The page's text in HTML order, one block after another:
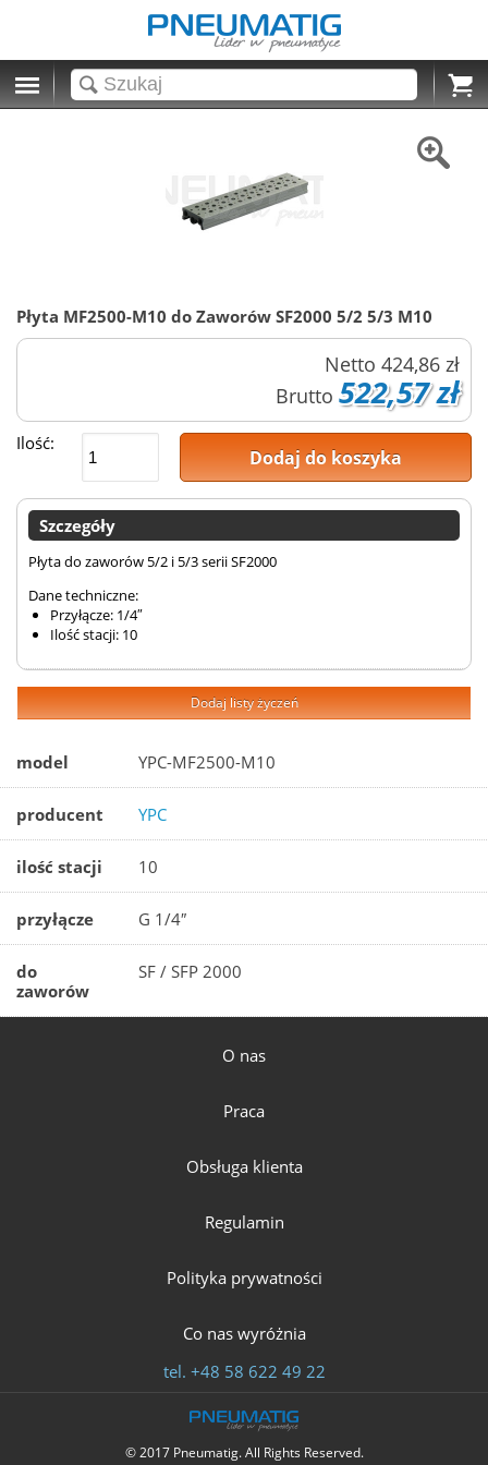
Cart
Płyta MF2500-M10 do Zaworów SF2000 5/2 5/3 M10
Netto 424,86 zł
Brutto 522,57 zł
Ilość:
Dodaj do koszyka
Szczegóły
Płyta do zaworów 5/2 i 5/3 serii SF2000
Dane techniczne:
Przyłącze: 1/4″
Ilość stacji: 10
Dodaj listy życzeń
model YPC-MF2500-M10
producent YPC
ilość stacji 10
przyłącze G 1/4″
do
zaworów
SF / SFP 2000
O nas
Praca
Obsługa klienta
Regulamin
Polityka prywatności
Co nas wyróżnia
tel. +48 58 622 49 22
© 2017 Pneumatig. All Rights Reserved.